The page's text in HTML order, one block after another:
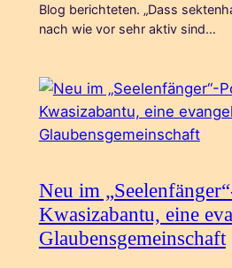
Blog berichteten. „Dass
nach wie vor sehr aktiv sind…
Neu im
Kwasizabantu, eine
Glaubensgemeinschaft